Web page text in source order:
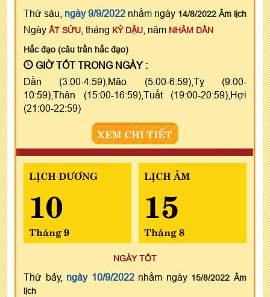
Thứ sáu, ngày 9/9/2022 nhằm ngày 14/8/2022 Âm lịch
Ngày ẤT SỬU , tháng KỶ DẬU , năm NHÂM DẦN
Hắc đạo (câu trần hắc đạo)
GIỜ TỐT TRONG NGÀY :
Dần (3:00-4:59),Mão (5:00-6:59),Tỵ (9:00-
10:59),Thân (15:00-16:59),Tuất (19:00-20:59),Hợi
(21:00-22:59)
XEM CHI TIẾT
LỊCH DƯƠNG
10
Tháng 9
LỊCH ÂM
15
Tháng 8
NGÀY TỐT
Thứ bảy, ngày 10/9/2022nhằm ngày 15/8/2022 Âm
lịch